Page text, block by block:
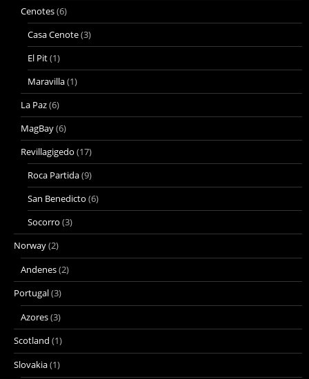
Cenotes(6)
Casa Cenote(3)
El Pit(1)
Maravilla(1)
La Paz(6)
MagBay(6)
Revillagigedo (17)
Roca Partida(9)
San Benedicto (6)
Socorro (3)
Norway(2)
Andenes(2)
Portugal(3)
Azores(3)
Scotland (1)
Slovakia(1)